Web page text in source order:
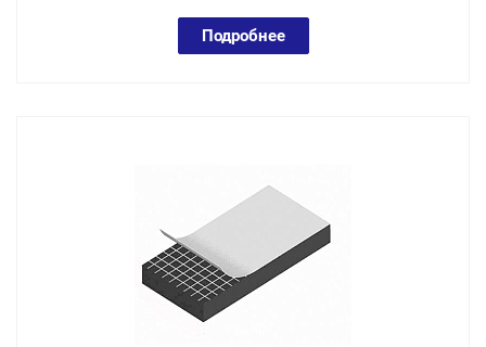
Подробнее